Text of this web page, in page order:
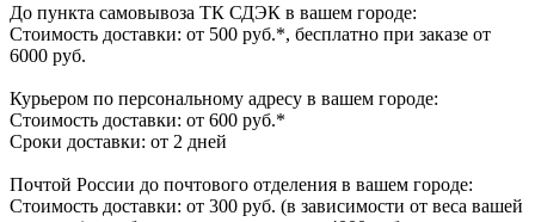
До пункта самовывоза ТК СДЭК в вашем городе:
Стоимость доставки: от 500 руб.*, бесплатно при заказе от
6000 руб.
Курьером по персональному адресу в вашем городе:
Стоимость доставки: от 600 руб.*
Сроки доставки: от 2 дней
Почтой России до почтового отделения в вашем городе:
Стоимость доставки: от 300 руб. (в зависимости от веса вашей